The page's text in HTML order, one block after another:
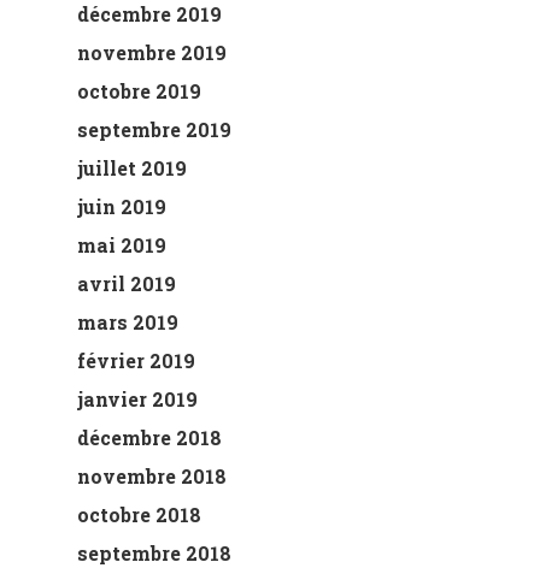
décembre 2019
novembre 2019
octobre 2019
septembre 2019
juillet 2019
juin 2019
mai 2019
avril 2019
mars 2019
février 2019
janvier 2019
décembre 2018
novembre 2018
octobre 2018
septembre 2018